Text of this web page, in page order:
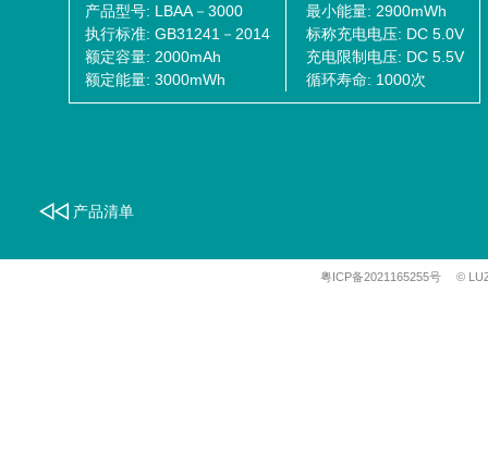
产品型号 LBAA－3000
执行标准 GB31241－2014
额定容量 2000mAh
额定能量 3000mWh
最小能量 2900mWh
标称充电电压 DC 5.0V
充电限制电压 DC 5.5V
循环寿命 1000次
产品清单
粤ICP备2021165255号 ©